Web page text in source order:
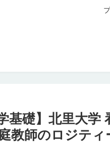
基礎】北里大
教師のロジティ